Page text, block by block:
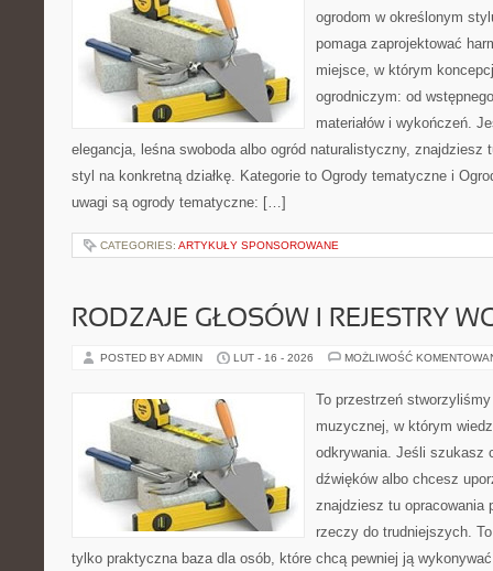
ogrodom w określonym
pomaga zaprojektować
miejsce, w którym
ogrodniczym: od
materiałów i wykończeń.
elegancja, leśna swoboda albo ogród naturalistyczny, znajdziesz
styl na konkretną działkę. Kategorie to Ogrody tematyczne i
uwagi są ogrody tematyczne: […]
CATEGORIES: ARTYKUŁY SPONSOROWANE
RODZAJE GŁOSÓW I REJESTRY
POSTED BY ADMIN LUT - 16 - 2026 MOŻLIWOŚĆ
To przestrzeń
muzycznej, w którym
odkrywania. Jeśli szukasz
dźwięków albo chcesz
znajdziesz tu opracowania
rzeczy do trudniejszych.
tylko praktyczna baza dla osób, które chcą pewniej ją